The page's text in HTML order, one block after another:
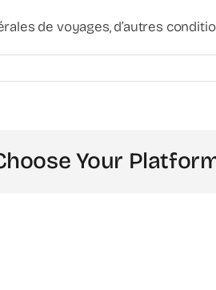
de voyages, d’autres
Your